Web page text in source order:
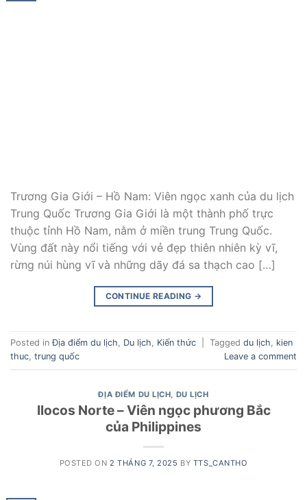
Trương Gia Giới – Hồ Nam: Viên ngọc xanh của du lịch
Trung Quốc Trương Gia Giới là một thành phố trực
thuộc tỉnh Hồ Nam, nằm ở miền trung Trung Quốc.
Vùng đất này nổi tiếng với vẻ đẹp thiên nhiên kỳ vĩ,
rừng núi hùng vĩ và những dãy đá sa thạch cao […]
CONTINUE READING →
Posted inĐịa điểm du lịch, Du lịch, Kiến thức Tagged du lịch, kien
thuc, trung quốc Leave a comment
ĐỊA ĐIỂM DU LỊCH, DU LỊCH
Ilocos Norte – Viên ngọc phương Bắc
của Philippines
POSTED ON2 THÁNG 7, 2025 BY TTS_CANTHO